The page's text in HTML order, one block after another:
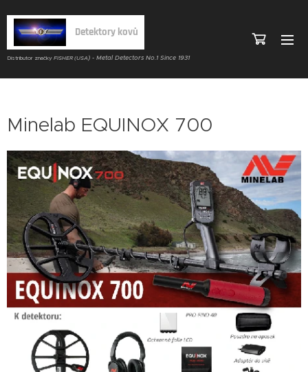
Detektory kovů
Distributor značky FISHER (USA) - Metal Detectors No.1 Since 1931
Minelab EQUINOX 700